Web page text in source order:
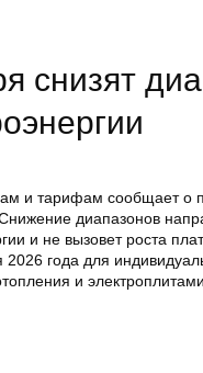
снизят
и тарифам сообщает о
диапазонов
и не вызовет роста
года для
и